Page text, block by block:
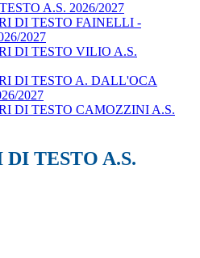
A.S. 2026/2027
DI TESTO FAINELLI -
2027
DI TESTO VILIO A.S.
DI TESTO A. DALL'OCA
2027
DI TESTO CAMOZZINI A.S.
TESTO A.S.